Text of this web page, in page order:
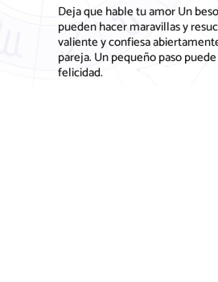
Deja que hable tu amor Un
pueden hacer maravillas y
valiente y confiesa
pareja. Un pequeño paso
felicidad.